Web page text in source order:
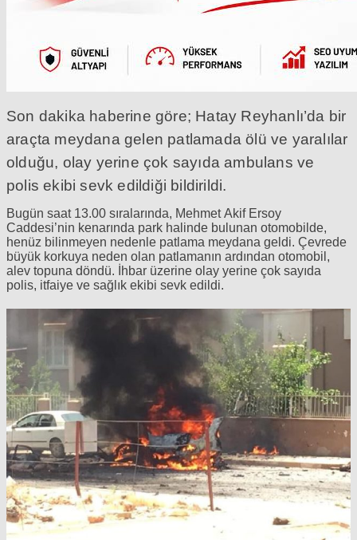
Son dakika haberine göre; Hatay Reyhanlı’da bir
araçta meydana gelen patlamada ölü ve yaralılar
olduğu, olay yerine çok sayıda ambulans ve
polis ekibi sevk edildiği bildirildi.
Bugün saat 13.00 sıralarında, Mehmet Akif Ersoy
Caddesi’nin kenarında park halinde bulunan otomobilde,
henüz bilinmeyen nedenle patlama meydana geldi. Çevrede
büyük korkuya neden olan patlamanın ardından otomobil,
alev topuna döndü. İhbar üzerine olay yerine çok sayıda
polis, itfaiye ve sağlık ekibi sevk edildi.